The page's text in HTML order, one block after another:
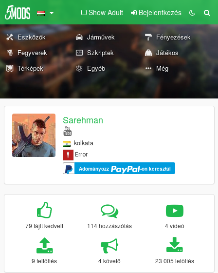
Show Adult Bejelentkezés
Eszközök Járművek
Fényezések
Fegyverek
Szkriptek
Játékos
Térképek
Egyéb Még
Sarehman
kolkata
Adományozz -on keresztül
79 fájlt kedvelt 114 hozzászólás 4 videó
9 feltöltés 4 követő 23 005 letöltés